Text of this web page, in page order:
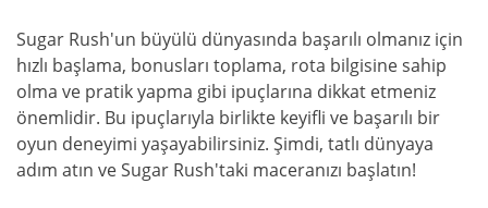
Sugar Rush'un büyülü dünyasında başarılı olmanız için
hızlı başlama, bonusları toplama, rota bilgisine sahip
olma ve pratik yapma gibi ipuçlarına dikkat etmeniz
önemlidir. Bu ipuçlarıyla birlikte keyifli ve başarılı bir
oyun deneyimi yaşayabilirsiniz. Şimdi, tatlı dünyaya
adım atın ve Sugar Rush'taki maceranızı başlatın!